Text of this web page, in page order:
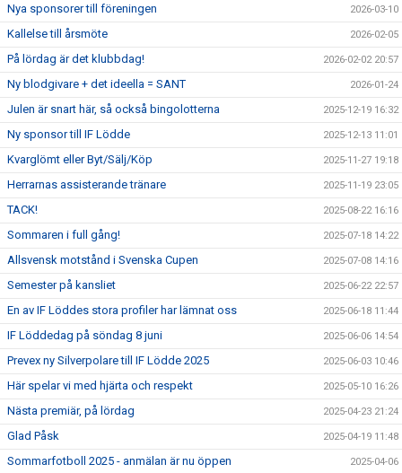
Nya sponsorer till föreningen 2026-03-10
Kallelse till årsmöte 2026-02-05
På lördag är det klubbdag! 2026-02-02 20:57
Ny blodgivare + det ideella = SANT 2026-01-24
Julen är snart här, så också bingolotterna 2025-12-19 16:32
Ny sponsor till IF Lödde 2025-12-13 11:01
Kvarglömt eller Byt/Sälj/Köp 2025-11-27 19:18
Herrarnas assisterande tränare 2025-11-19 23:05
TACK! 2025-08-22 16:16
Sommaren i full gång! 2025-07-18 14:22
Allsvensk motstånd i Svenska Cupen 2025-07-08 14:16
Semester på kansliet 2025-06-22 22:57
En av IF Löddes stora profiler har lämnat oss 2025-06-18 11:44
IF Löddedag på söndag 8 juni 2025-06-06 14:54
Prevex ny Silverpolare till IF Lödde 2025 2025-06-03 10:46
Här spelar vi med hjärta och respekt 2025-05-10 16:26
Nästa premiär, på lördag 2025-04-23 21:24
Glad Påsk 2025-04-19 11:48
Sommarfotboll 2025 - anmälan är nu öppen 2025-04-06